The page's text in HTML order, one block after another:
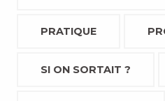
PRATIQUE
SI ON SORTAIT ?